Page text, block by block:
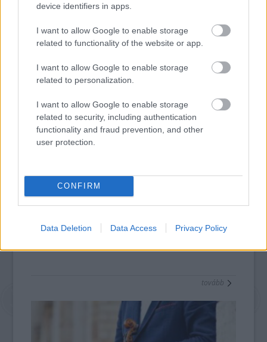
device identifiers in apps.
I want to allow Google to enable storage
related to functionality of the website or app.
I want to allow Google to enable storage
related to personalization.
I want to allow Google to enable storage
related to security, including authentication
functionality and fraud prevention, and other
user protection.
CONFIRM
Data Deletion Data Access Privacy Policy
tovább
Magyar zenész hozta el a nemzetközi díjat
Lajkó Félixhegedűművész-zeneszerzőnek ítélték oda a
szerbiai Avantgárd Hagyománya-díjat
az idén - számolt be
róla kedden aMagyar Szócímű újvidéki napilap.
tovább